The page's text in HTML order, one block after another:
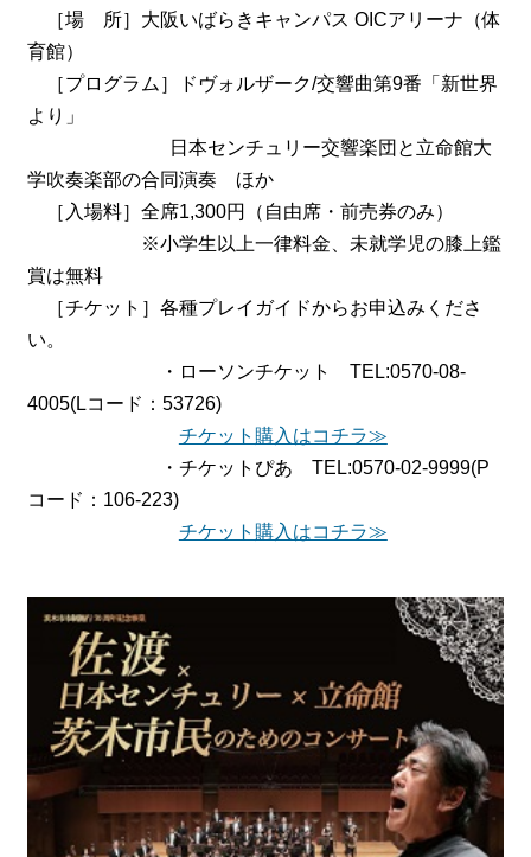
［場 所］大阪いばらきキャンパス OICアリーナ（体
育館）
［プログラム］ドヴォルザーク/交響曲第9番「新世界
より」
日本センチュリー交響楽団と立命館大
学吹奏楽部の合同演奏 ほか
［入場料］全席1,300円（自由席・前売券のみ）
※小学生以上一律料金、未就学児の膝上鑑
賞は無料
［チケット］各種プレイガイドからお申込みくださ
い。
・ローソンチケット TEL:0570-08-
4005(Lコード：53726)
チケット購入はコチラ≫
・チケットぴあ TEL:0570-02-9999(P
コード：106-223)
チケット購入はコチラ≫